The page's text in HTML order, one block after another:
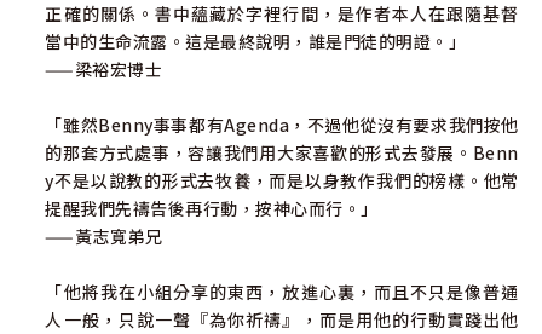
正確的關係。書中蘊藏於字裡行間，是作者本人在跟隨基督
當中的生命流露。這是最終說明，誰是門徒的明證。」
——梁裕宏博士
「雖然Benny事事都有Agenda，不過他從沒有要求我們按他
的那套方式處事，容讓我們用大家喜歡的形式去發展。Benn
y不是以說教的形式去牧養，而是以身教作我們的榜樣。他常
提醒我們先禱告後再行動，按神心而行。」
——黃志寬弟兄
「他將我在小組分享的東西，放進心裏，而且不只是像普通
人一般，只說一聲『為你祈禱』，而是用他的行動實踐出他